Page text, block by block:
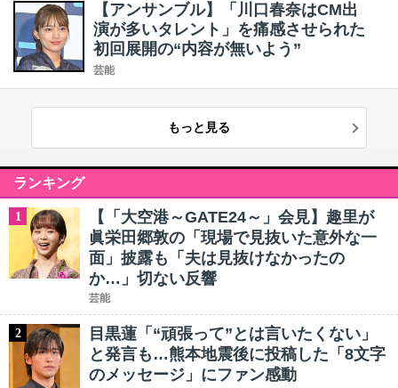
【アンサンブル】「川口春奈はCM出
演が多いタレント」を痛感させられた
初回展開の“内容が無いよう”
芸能
もっと見る
ランキング
1
【「大空港～GATE24～」会見】趣里が
眞栄田郷敦の「現場で見抜いた意外な一
面」披露も「夫は見抜けなかったの
か…」切ない反響
芸能
2
目黒蓮「“頑張って”とは言いたくない」
と発言も…熊本地震後に投稿した「8文字
のメッセージ」にファン感動